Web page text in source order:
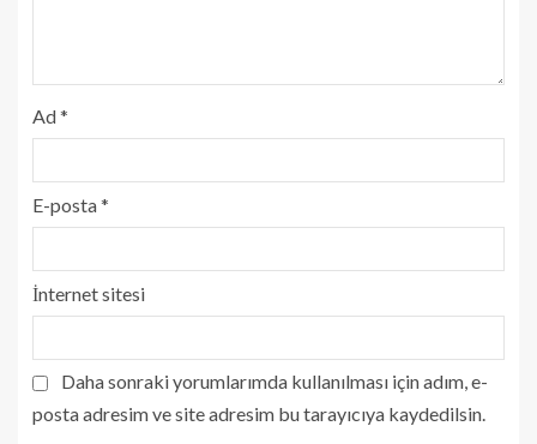
Ad*
E-posta*
İnternet sitesi
Daha sonraki yorumlarımda kullanılması için adım, e-
posta adresim ve site adresim bu tarayıcıya kaydedilsin.